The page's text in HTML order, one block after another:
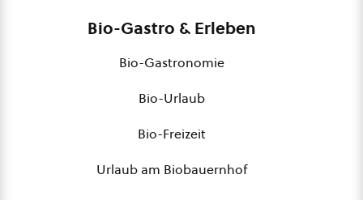
Bio-Gastro & Erleben
Bio-Gastronomie
Bio-Urlaub
Bio-Freizeit
Urlaub am Biobauernhof